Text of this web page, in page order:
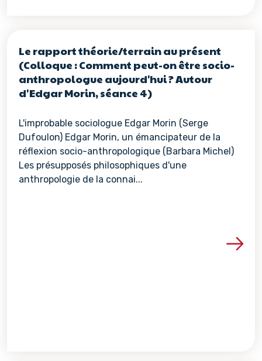
Le rapport théorie/terrain au présent
(Colloque : Comment peut-on être socio-
anthropologue aujourd'hui ? Autour
d'Edgar Morin, séance 4)
L'improbable sociologue Edgar Morin (Serge
Dufoulon) Edgar Morin, un émancipateur de la
réflexion socio-anthropologique (Barbara Michel)
Les présupposés philosophiques d'une
anthropologie de la connai...
Voir les détails de la